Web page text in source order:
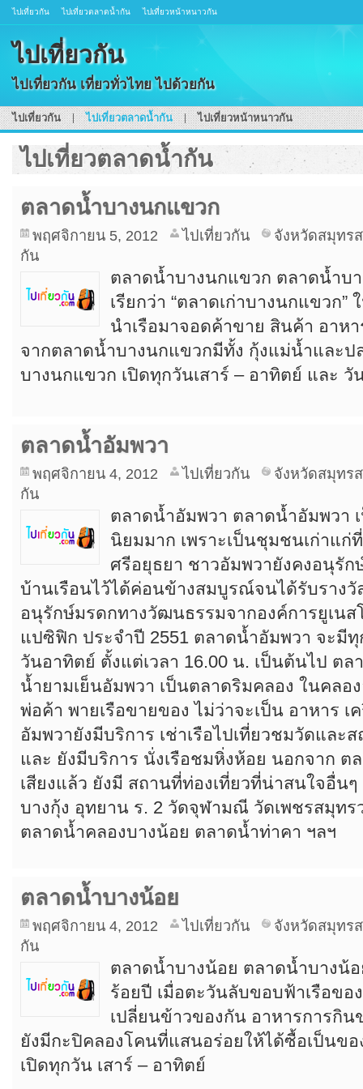
ไปเที่ยวกัน ไปเที่ยวตลาดน้ำกัน ไปเที่ยวหน้าหนาวกัน
ไปเที่ยวกัน
ไปเที่ยวกัน เที่ยวทั่วไทย ไปด้วยกัน
ไปเที่ยวกัน ไปเที่ยวตลาดน้ำกัน ไปเที่ยวหน้าหนาวกัน
ไปเที่ยวตลาดน้ำกัน
ตลาดน้ำบางนกแขวก
พฤศจิกายน 5, 2012 ไปเที่ยวกัน
จังหวัดสมุทร
กัน
ตลาดน้ำบางนกแขวก ตลาดน้ำบ
เรียกว่า “ตลาดเก่าบางนกแขวก
นำเรือมาจอดค้าขาย สินค้า อาห
จากตลาดน้ำบางนกแขวกมีทั้ง กุ้งแม่น้ำและป
บางนกแขวก เปิดทุกวันเสาร์ – อาทิตย์ และ
ตลาดน้ำอัมพวา
พฤศจิกายน 4, 2012 ไปเที่ยวกัน
จังหวัดสมุทร
กัน
ตลาดน้ำอัมพวา ตลาดน้ำอัมพวา
นิยมมาก เพราะเป็นชุมชนเก่าแก่
ศรีอยุธยา ชาวอัมพวายังคงอนุรั
บ้านเรือนไว้ได้ค่อนข้างสมบูรณ์จนได้รับรางวั
อนุรักษ์มรดกทางวัฒนธรรมจากองค์การยูเนส
แปซิฟิก ประจำปี 2551 ตลาดน้ำอัมพวา จะมีทุ
วันอาทิตย์ ตั้งแต่เวลา 16.00 น. เป็นต้นไป ต
น้ำยามเย็นอัมพวา เป็นตลาดริมคลอง ในคลอ
พ่อค้า พายเรือขายของ ไม่ว่าจะเป็น อาหาร
อัมพวายังมีบริการ เช่าเรือไปเที่ยวชมวัดและ
และ ยังมีบริการ นั่งเรือชมหิ่งห้อย นอกจาก
เสียงแล้ว ยังมี สถานที่ท่องเที่ยวที่น่าสนใจอื่น
บางกุ้ง อุทยาน ร. 2 วัดจุฬามณี วัดเพชรสมุท
ตลาดน้ำคลองบางน้อย ตลาดน้ำท่าคา ฯลฯ
ตลาดน้ำบางน้อย
พฤศจิกายน 4, 2012 ไปเที่ยวกัน
จังหวัดสมุทร
กัน
ตลาดน้ำบางน้อย ตลาดน้ำบางน้
ร้อยปี เมื่อตะวันลับขอบฟ้าเรือขอ
เปลี่ยนข้าวของกัน อาหารการกิ
ยังมีกะปิคลองโคนที่แสนอร่อยให้ได้ซื้อเป็นข
เปิดทุกวัน เสาร์ – อาทิตย์